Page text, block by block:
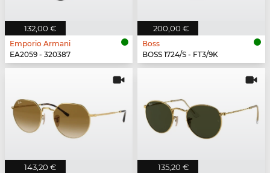
132,00 €
Emporio Armani
EA2059 - 320387
200,00 €
Boss
BOSS 1724/S - FT3/9K
143,20 € 135,20 €